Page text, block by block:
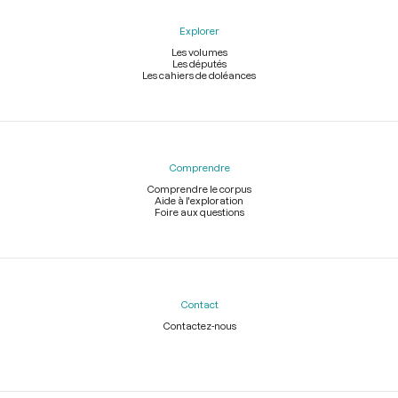
Explorer
Les volumes
Les députés
Les cahiers de doléances
Comprendre
Comprendre le corpus
Aide à l'exploration
Foire aux questions
Contact
Contactez-nous
Légal